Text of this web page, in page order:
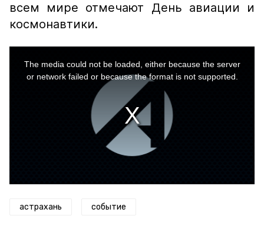
всем мире отмечают День авиации и
космонавтики.
The media could not be loaded, either because the server
or network failed or because the format is not supported.
астрахань событие